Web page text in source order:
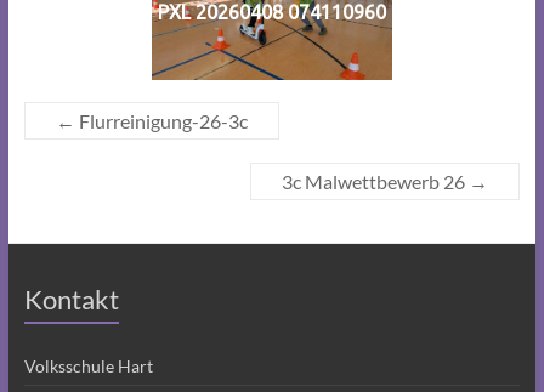
PXL 20260408 074110960
← Flurreinigung-26-3c
3c Malwettbewerb 26 →
Kontakt
Volksschule Hart